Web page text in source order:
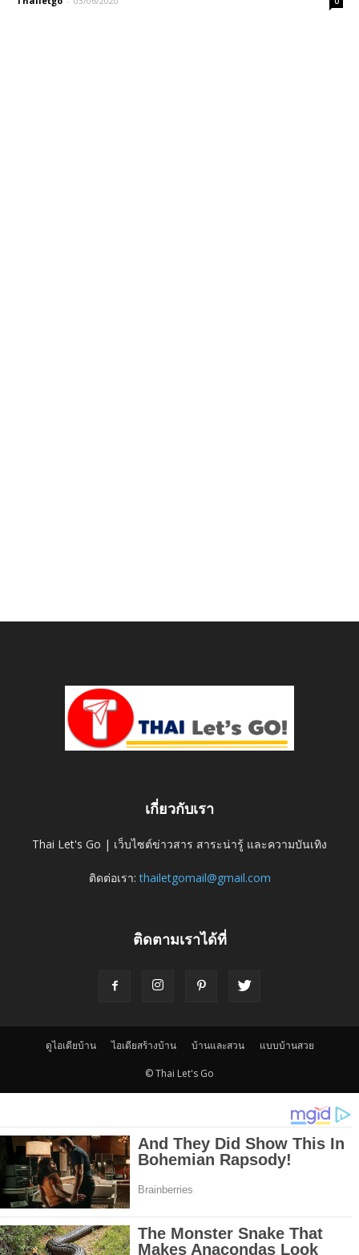
เกี่ยวกับเรา
Thai Let's Go | เว็บไซต์ข่าวสาร สาระน่ารู้ และความบันเทิง
ติดต่อเรา:thailetgomail@gmail.com
ติดตามเราได้ที่
ดูไอเดียบ้าน ไอเดียสร้างบ้าน บ้านและสวน แบบบ้านสวย
© Thai Let's Go